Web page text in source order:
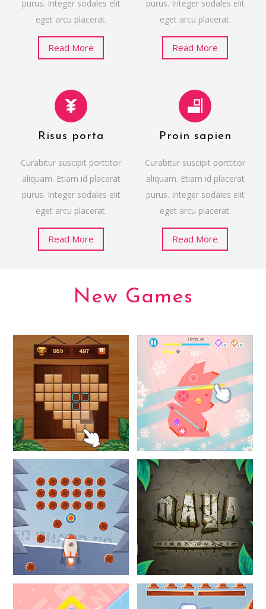
purus. Integer sodales elit
eget arcu placerat.
Read More
purus. Integer sodales elit
eget arcu placerat.
Read More
Risus porta
Curabitur suscipit porttitor
aliquam. Etiam id placerat
purus. Integer sodales elit
eget arcu placerat.
Read More
Proin sapien
Curabitur suscipit porttitor
aliquam. Etiam id placerat
purus. Integer sodales elit
eget arcu placerat.
Read More
New Games